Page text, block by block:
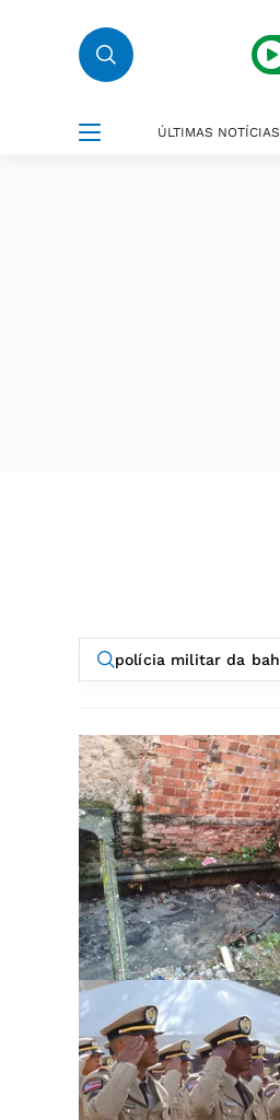
ÚLTIMAS NOTÍCIAS